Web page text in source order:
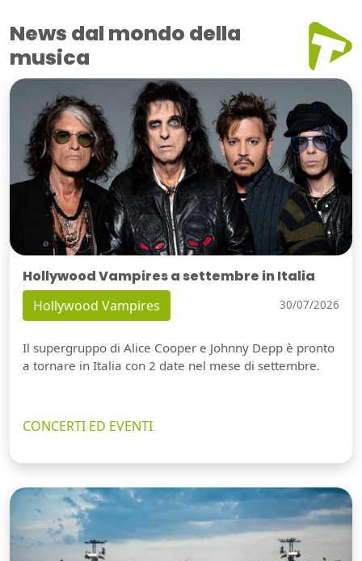
News dal mondo della
musica
Hollywood Vampires a settembre in Italia
Hollywood Vampires 30/07/2026
Il supergruppo di Alice Cooper e Johnny Depp è pronto
a tornare in Italia con 2 date nel mese di settembre.
CONCERTI ED EVENTI